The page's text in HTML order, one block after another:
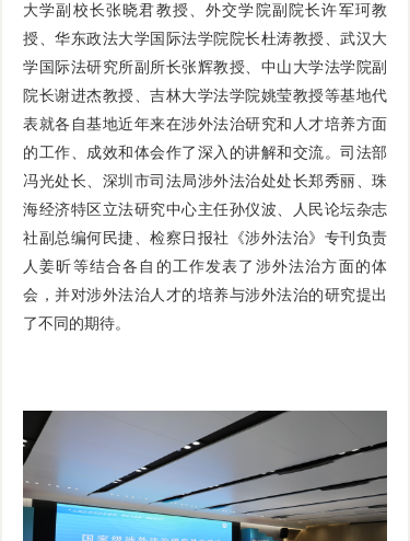
大学副校长张晓君教授、外交学院副院长许军珂教
授、华东政法大学国际法学院院长杜涛教授、武汉大
学国际法研究所副所长张辉教授、中山大学法学院副
院长谢进杰教授、吉林大学法学院姚莹教授等基地代
表就各自基地近年来在涉外法治研究和人才培养方面
的工作、成效和体会作了深入的讲解和交流。司法部
冯光处长、深圳市司法局涉外法治处处长郑秀丽、珠
海经济特区立法研究中心主任孙仪波、人民论坛杂志
社副总编何民捷、检察日报社《涉外法治》专刊负责
人姜昕等结合各自的工作发表了涉外法治方面的体
会，并对涉外法治人才的培养与涉外法治的研究提出
了不同的期待。